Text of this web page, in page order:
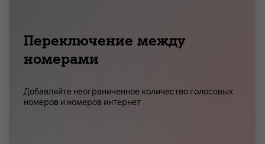
Переключение между
номерами
Добавляйте неограниченное количество голосовых
номеров и номеров интернет